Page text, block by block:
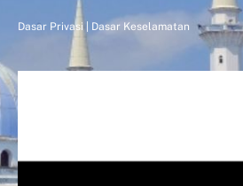
Dasar Privasi Dasar Keselamatan